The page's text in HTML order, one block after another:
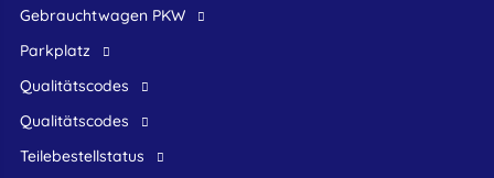
Gebrauchtwagen PKW
Parkplatz
Qualitätscodes
Qualitätscodes
Teilebestellstatus